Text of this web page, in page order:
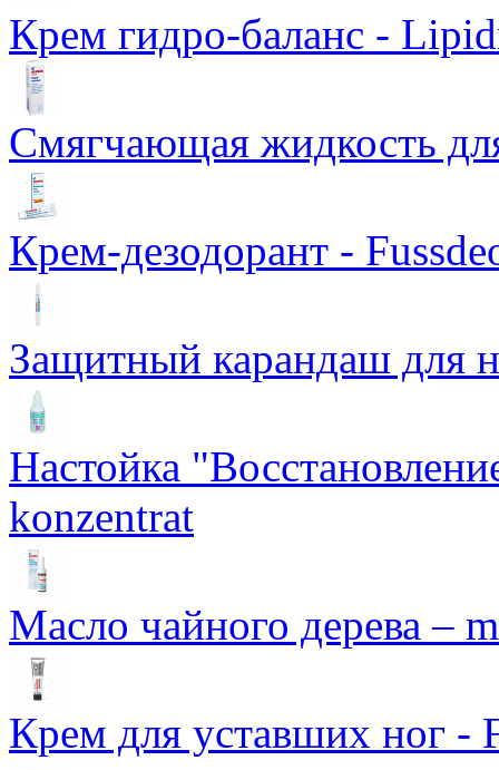
Крем гидро-баланс -
Смягчающая жидкость
Крем-дезодорант -
Защитный карандаш для
Настойка
konzentrat
Масло чайного дерева –
Крем для уставших ног -